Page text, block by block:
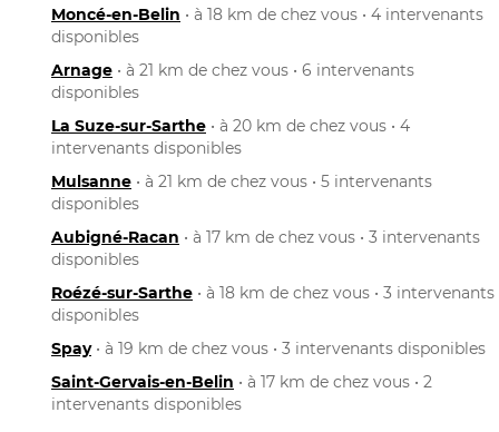
Moncé-en-Belin • à 18 km de chez vous • 4 intervenants
disponibles
Arnage • à 21 km de chez vous • 6 intervenants
disponibles
La Suze-sur-Sarthe • à 20 km de chez vous • 4
intervenants disponibles
Mulsanne • à 21 km de chez vous • 5 intervenants
disponibles
Aubigné-Racan • à 17 km de chez vous • 3 intervenants
disponibles
Roézé-sur-Sarthe • à 18 km de chez vous • 3 intervenants
disponibles
Spay• à 19 km de chez vous • 3 intervenants disponibles
Saint-Gervais-en-Belin • à 17 km de chez vous • 2
intervenants disponibles